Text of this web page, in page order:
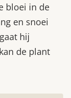
bloei in de
en snoei
hij
de plant